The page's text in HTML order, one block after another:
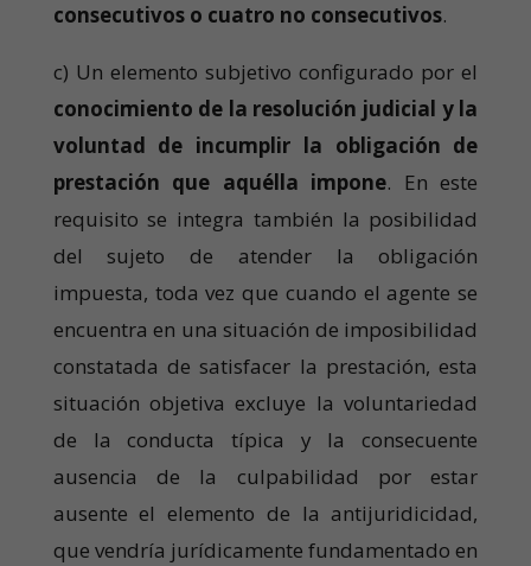
consecutivos o cuatro no consecutivos.
c) Un elemento subjetivo configurado por el
conocimiento de la resolución judicial y la
voluntad de incumplir la obligación de
prestación que aquélla impone. En este
requisito se integra también la posibilidad
del sujeto de atender la obligación
impuesta, toda vez que cuando el agente se
encuentra en una situación de imposibilidad
constatada de satisfacer la prestación, esta
situación objetiva excluye la voluntariedad
de la conducta típica y la consecuente
ausencia de la culpabilidad por estar
ausente el elemento de la antijuridicidad,
que vendría jurídicamente fundamentado en